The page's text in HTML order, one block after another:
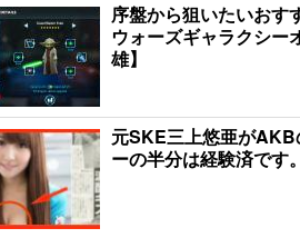
序盤から狙いたいおす
ウォーズギャラクシー
雄】
元SKE三上悠亜が
ーの半分は経験済です